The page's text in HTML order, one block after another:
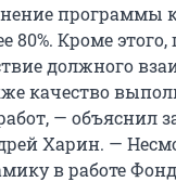
программы
80%. Кроме этого,
должного
качество
— объяснил
Харин. —
в работе